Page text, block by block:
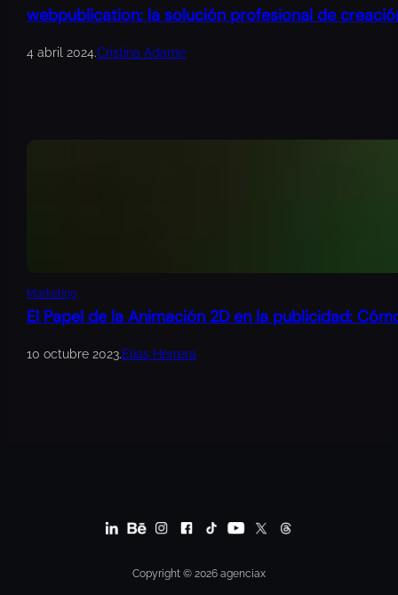
webpublication: la solución profesional de
4 abril 2024.Cristina Adame
Marketing
El Papel de la Animación 2D en la publicidad:
10 octubre 2023.Elias Herrera
Copyright © 2026 agenciax